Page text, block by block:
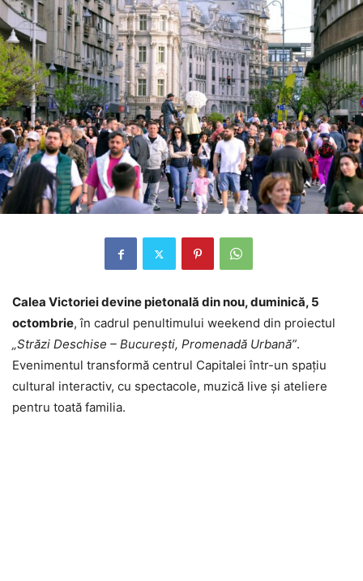
Calea Victoriei devine pietonală din nou, duminică, 5
octombrie, în cadrul penultimului weekend din proiectul
„Străzi Deschise – București, Promenadă Urbană”.
Evenimentul transformă centrul Capitalei într-un spațiu
cultural interactiv, cu spectacole, muzică live și ateliere
pentru toată familia.